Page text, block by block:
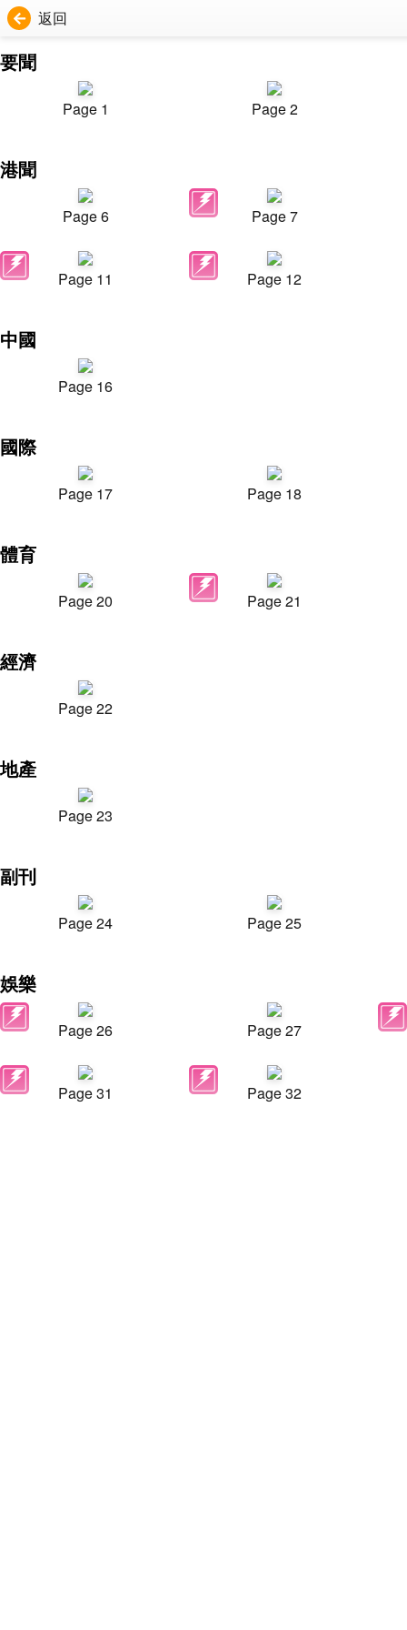
返回
要聞
Page 1 Page 2
港聞
Page 6 Page 7
Page 11 Page 12
中國
Page 16
國際
Page 17 Page 18
體育
Page 20 Page 21
經濟
Page 22
地產
Page 23
副刊
Page 24 Page 25
娛樂
Page 26 Page 27
Page 31 Page 32